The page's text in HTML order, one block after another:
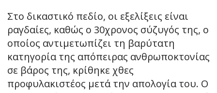
Στο δικαστικό πεδίο, οι εξελίξεις είναι
ραγδαίες, καθώς ο 30χρονος σύζυγός της, ο
οποίος αντιμετωπίζει τη βαρύτατη
κατηγορία της απόπειρας ανθρωποκτονίας
σε βάρος της, κρίθηκε χθες
προφυλακιστέος μετά την απολογία του. Ο